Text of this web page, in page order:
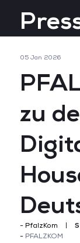
Big Data &
Data Centre
05 Jan 2026
zu
PfalzKom
PFALZKOM